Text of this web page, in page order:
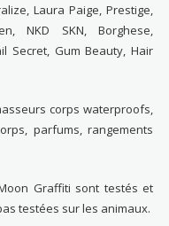
Laura Paige, Prestige,
NKD SKN, Borghese,
Secret, Gum Beauty, Hair
corps waterproofs,
parfums, rangements
Graffiti sont testés et
testées sur les animaux.